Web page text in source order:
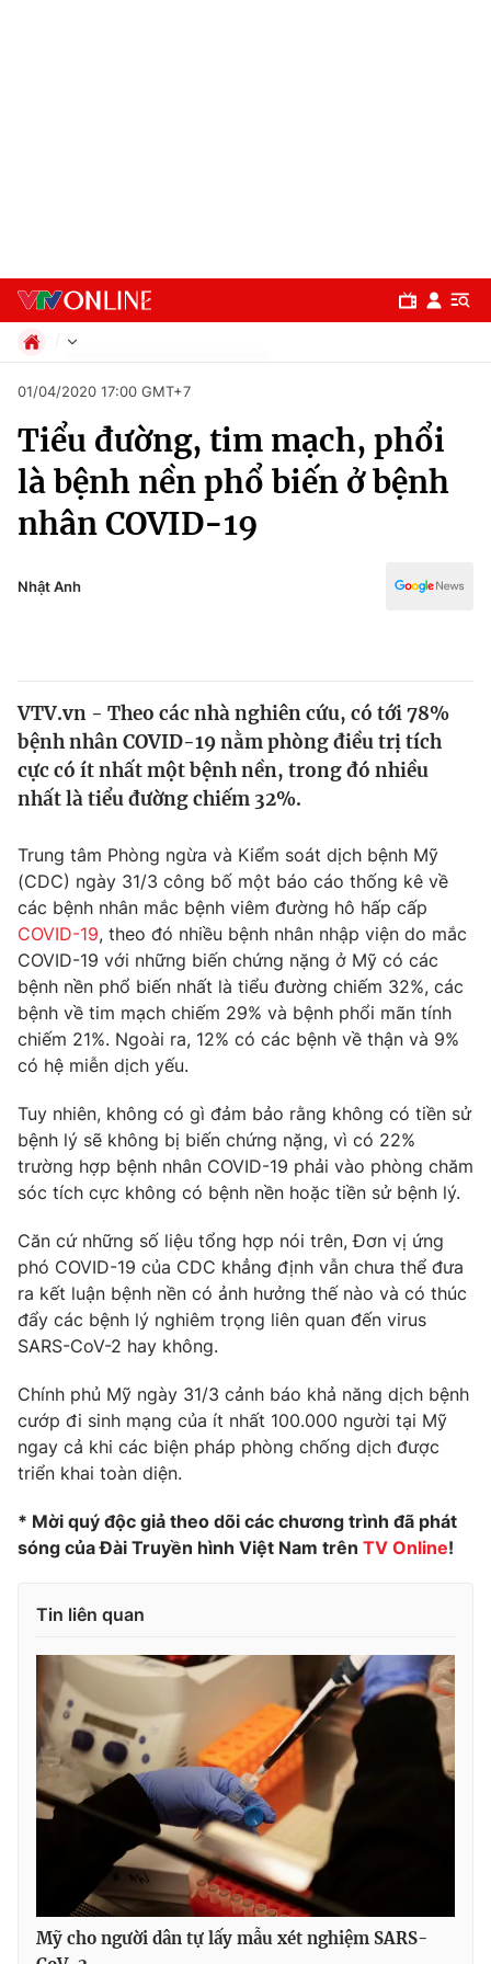
Chuyên mục
Chính trị
Thế giới
Tin tức
Câu chuyện quốc tế
Tài chính
Thị trường
Góc doanh nghiệp
Dữ liệu và đời sống
Truyền hình
Phim VTV
Hậu trường
Nhân vật
Khán giả
Giải sao mai
Giải trí
Điện ảnh
Sao
Đời sống
Du lịch
Làm đẹp
Chất lượng cuộc sống
Giáo dục
Tuyển sinh
Công nghệ
Hitech Công nghệ tương lai
Sản phẩm
Thị trường
Giao lưu trực tuyến
Lịch phát sóng
Chuyên mục khác
Emagazine Podcast
Photo Infographic
VTV Sức khoẻ Bất động sản
Thị trường 24h Tấm lòng Việt
VTV4 Vươn mình bằng AI
VTV8
Liên hệ tòa soạn
Xã hội
Pháp luật
Thể thao
Truyền hình
01/04/2020 17:00 GMT+7
Tiểu đường, tim mạch, phổi
là bệnh nền phổ biến ở bệnh
nhân COVID-19
Nhật Anh
VTV.vn - Theo các nhà nghiên cứu, có tới 78%
bệnh nhân COVID-19 nằm phòng điều trị tích
cực có ít nhất một bệnh nền, trong đó nhiều
nhất là tiểu đường chiếm 32%.
Trung tâm Phòng ngừa và Kiểm soát dịch bệnh Mỹ
(CDC) ngày 31/3 công bố một báo cáo thống kê về
các bệnh nhân mắc bệnh viêm đường hô hấp cấp
COVID-19, theo đó nhiều bệnh nhân nhập viện do mắc
COVID-19 với những biến chứng nặng ở Mỹ có các
bệnh nền phổ biến nhất là tiểu đường chiếm 32%, các
bệnh về tim mạch chiếm 29% và bệnh phổi mãn tính
chiếm 21%. Ngoài ra, 12% có các bệnh về thận và 9%
có hệ miễn dịch yếu.
Tuy nhiên, không có gì đảm bảo rằng không có tiền sử
bệnh lý sẽ không bị biến chứng nặng, vì có 22%
trường hợp bệnh nhân COVID-19 phải vào phòng chăm
sóc tích cực không có bệnh nền hoặc tiền sử bệnh lý.
Căn cứ những số liệu tổng hợp nói trên, Đơn vị ứng
phó COVID-19 của CDC khẳng định vẫn chưa thể đưa
ra kết luận bệnh nền có ảnh hưởng thế nào và có thúc
đẩy các bệnh lý nghiêm trọng liên quan đến virus
SARS-CoV-2 hay không.
Chính phủ Mỹ ngày 31/3 cảnh báo khả năng dịch bệnh
cướp đi sinh mạng của ít nhất 100.000 người tại Mỹ
ngay cả khi các biện pháp phòng chống dịch được
triển khai toàn diện.
* Mời quý độc giả theo dõi các chương trình đã phát
sóng của Đài Truyền hình Việt Nam trên TV Online!
Tin liên quan
Mỹ cho người dân tự lấy mẫu xét nghiệm SARS-